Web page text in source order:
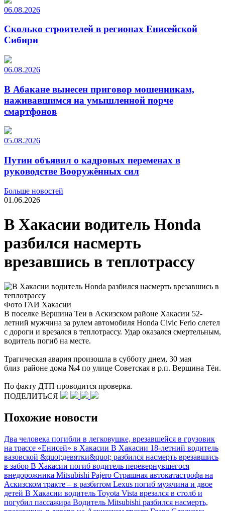
06.08.2026
Сколько строителей в регионах Енисейской
Сибири
06.08.2026
В Абакане вынесен приговор мошенникам,
наживавшимся на умышленной порче
смартфонов
05.08.2026
Путин объявил о кадровых переменах в
руководстве Вооружённых сил
Больше новостей
01.06.2026
В Хакасии водитель Honda
разбился насмерть
врезавшись в теплотрассу
Фото ГАИ Хакасии
В поселке Вершина Теи в Аскизском районе Хакасии 52-
летний мужчина за рулем автомобиля Honda Civic Ferio слетел
с дороги и врезался в теплотрассу. Удар оказался смертельным,
водитель погиб на месте.
Трагическая авария произошла в субботу днем, 30 мая
близ районе дома №4 по улице Советская в р.п. Вершина Тёи.
По факту ДТП проводится проверка.
ПОДЕЛИТЬСЯ
Похожие новости
Два человека погибли в легковушке, врезавшейся в грузовик
на трассе «Енисей» в Хакасии В Хакасии 18-летний водитель
вазовской &quot;девятки&quot; разбился насмерть врезавшись
в забор В Хакасии погиб водитель перевернувшегося
внедорожника Mitsubishi Pajero Страшная автокатастрофа на
Аскизском тракте – в разбитом Lexus погиб мужчина и двое
детей В Хакасии водитель Toyota Vista врезался в столб и
погубил пассажира Водитель Mitsubishi разбился насмерть,